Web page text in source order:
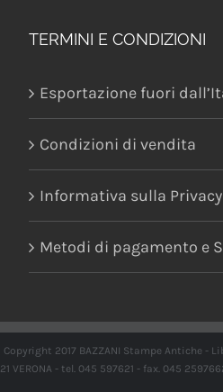
TERMINI E CONDIZIONI
Esportazione fuori
Condizioni di vendita
Informativa sulla Privacy
Metodi di pagamento e
Copyright 2017 BAZZANI Stampe Antiche
VERONA - tel. 045 597621 - fax. 045